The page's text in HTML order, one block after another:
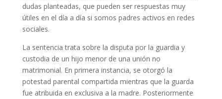
dudas planteadas, que pueden ser respuestas muy
útiles en el día a día si somos padres activos en redes
sociales.
La sentencia trata sobre la disputa por la guardia y
custodia de un hijo menor de una unión no
matrimonial. En primera instancia, se otorgó la
potestad parental compartida mientras que la guarda
fue atribuida en exclusiva a la madre. Posteriormente